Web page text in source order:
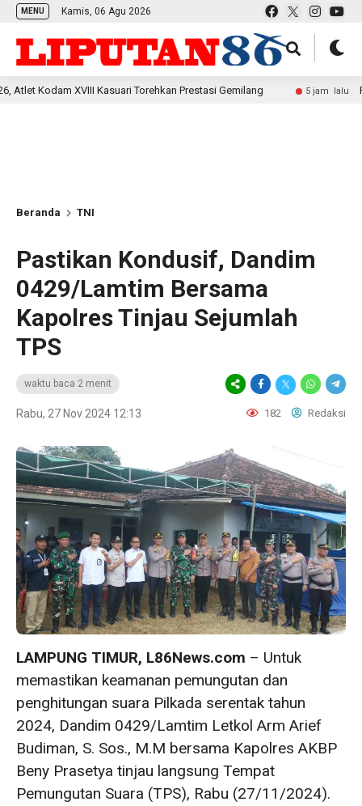
MENU Kamis, 06 Agu 2026
XVIII Kasuari Torehkan Prestasi Gemilang 5 jam lalu Rehab
Beranda TNI
Pastikan Kondusif, Dandim
0429/Lamtim Bersama
Kapolres Tinjau Sejumlah
TPS
waktu baca 2 menit
Rabu, 27 Nov 2024 12:13 182 Redaksi
LAMPUNG TIMUR, L86News.com – Untuk
memastikan keamanan pemungutan dan
penghitungan suara Pilkada serentak tahun
2024, Dandim 0429/Lamtim Letkol Arm Arief
Budiman, S. Sos., M.M bersama Kapolres AKBP
Beny Prasetya tinjau langsung Tempat
Pemungutan Suara (TPS), Rabu (27/11/2024).